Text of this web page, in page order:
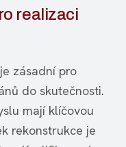
realizaci
zásadní pro
do skutečnosti.
mají klíčovou
rekonstrukce je